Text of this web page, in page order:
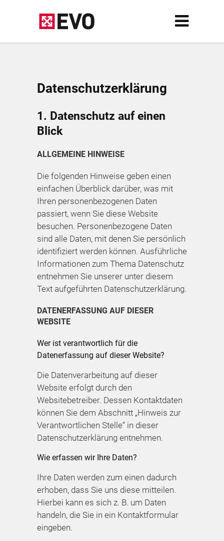
Datenschutz­erklärung
1. Datenschutz auf einen
Blick
ALLGEMEINE HINWEISE
Die folgenden Hinweise geben einen
einfachen Überblick darüber, was mit
Ihren personenbezogenen Daten
passiert, wenn Sie diese Website
besuchen. Personenbezogene Daten
sind alle Daten, mit denen Sie persönlich
identifiziert werden können. Ausführliche
Informationen zum Thema Datenschutz
entnehmen Sie unserer unter diesem
Text aufgeführten Datenschutzerklärung.
DATENERFASSUNG AUF DIESER
WEBSITE
Wer ist verantwortlich für die
Datenerfassung auf dieser Website?
Die Datenverarbeitung auf dieser
Website erfolgt durch den
Websitebetreiber. Dessen Kontaktdaten
können Sie dem Abschnitt „Hinweis zur
Verantwortlichen Stelle“ in dieser
Datenschutzerklärung entnehmen.
Wie erfassen wir Ihre Daten?
Ihre Daten werden zum einen dadurch
erhoben, dass Sie uns diese mitteilen.
Hierbei kann es sich z. B. um Daten
handeln, die Sie in ein Kontaktformular
eingeben.